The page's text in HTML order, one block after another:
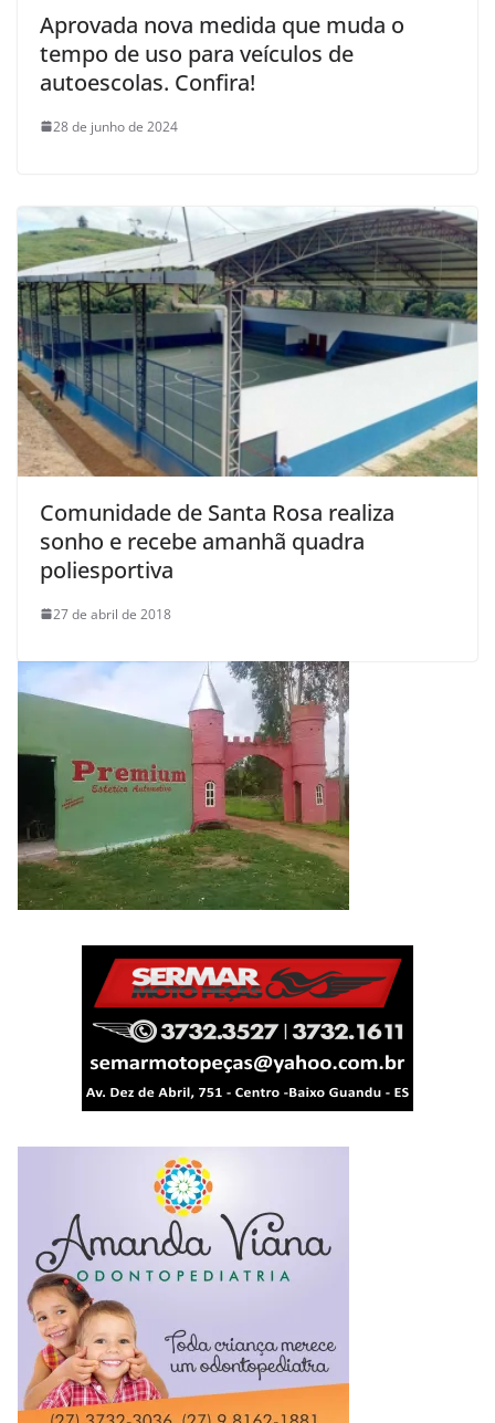
Aprovada nova medida que muda o
tempo de uso para veículos de
autoescolas. Confira!
28 de junho de 2024
Comunidade de Santa Rosa realiza
sonho e recebe amanhã quadra
poliesportiva
27 de abril de 2018